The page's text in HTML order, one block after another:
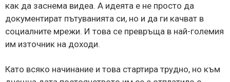
как да заснема видеа. А идеята е не просто да
документират пътуванията си, но и да ги качват в
социалните мрежи. И това се превръща в най-големия
им източник на доходи.
Като всяко начинание и това стартира трудно, но към